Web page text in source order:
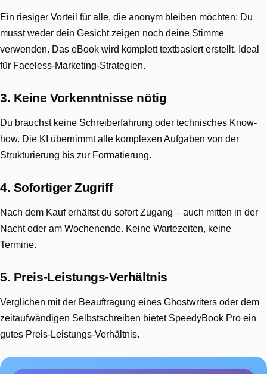
Ein riesiger Vorteil für alle, die anonym bleiben möchten: Du
musst weder dein Gesicht zeigen noch deine Stimme
verwenden. Das eBook wird komplett textbasiert erstellt. Ideal
für Faceless-Marketing-Strategien.
3. Keine Vorkenntnisse nötig
Du brauchst keine Schreiberfahrung oder technisches Know-
how. Die KI übernimmt alle komplexen Aufgaben von der
Strukturierung bis zur Formatierung.
4. Sofortiger Zugriff
Nach dem Kauf erhältst du sofort Zugang – auch mitten in der
Nacht oder am Wochenende. Keine Wartezeiten, keine
Termine.
5. Preis-Leistungs-Verhältnis
Verglichen mit der Beauftragung eines Ghostwriters oder dem
zeitaufwändigen Selbstschreiben bietet SpeedyBook Pro ein
gutes Preis-Leistungs-Verhältnis.